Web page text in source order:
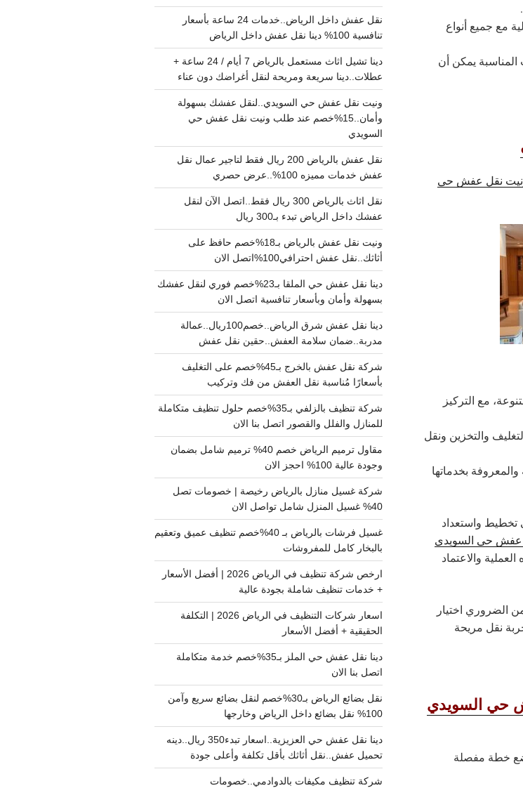
مع جميع أنواع
المناسبة يمكن أن
نقل عفش حي
مع التركيز
والتخزين ونقل
بخدماتها
تخطيط واستعداد
عفش حي السويدي
والاعتماد
الضروري اختيار
نقل مريحة
حي السويدي
خطة مفصلة
نقل عفش داخل الرياض..خدمات 24 ساعة بأسعار
تنافسية 100% دينا نقل عفش داخل الرياض
دينا تشيل اثاث مستعمل بالرياض 7 أيام / 24 ساعة +
عطلات..دينا سريعة ومريحة لنقل أغراضك دون عناء
ونيت نقل عفش حي السويدي..لنقل عفشك بسهولة
وأمان..15%خصم عند طلب ونيت نقل عفش حي
السويدي
نقل عفش بالرياض 200 ريال فقط لتاجير عمال نقل
عفش خدمات مميزه 100%..عرض حصري
نقل اثاث بالرياض 300 ريال فقط..اتصل الآن لنقل
عفشك داخل الرياض تبدء بـ300 ريال
ونيت نقل عفش بالرياض بـ18%خصم حافظ على
أثاثك..نقل عفش احترافي100%اتصل الان
دينا نقل عفش حي الملقا بـ23%خصم فوري لنقل عفشك
بسهولة وأمان وبأسعار تنافسية اتصل الان
دينا نقل عفش شرق الرياض..خصم100ريال..عمالة
مدربة..ضمان سلامة العفش..حقين نقل عفش
شركة نقل عفش بالخرج بـ45%خصم على التغليف
بأسعارًا مُناسبة نقل العفش من فك وتركيب
شركة تنظيف بالزلفي بـ35%خصم حلول تنظيف متكاملة
للمنازل والفلل والقصور اتصل بنا الان
مقاول ترميم الرياض خصم 40% ترميم شامل بضمان
وجودة عالية 100% احجز الان
شركة غسيل منازل بالرياض رخيصة | خصومات تصل
40% غسيل المنزل شامل تواصل الان
غسيل فرشات بالرياض بـ 40%خصم تنظيف عميق وتعقيم
بالبخار كامل للمفروشات
ارخص شركة تنظيف في الرياض 2026 | أفضل الأسعار
+ خدمات تنظيف شاملة بجودة عالية
اسعار شركات التنظيف في الرياض 2026 | التكلفة
الحقيقية + أفضل الأسعار
دينا نقل عفش حي الملز بـ35%خصم خدمة متكاملة
اتصل بنا الان
نقل بضائع الرياض بـ30%خصم لنقل بضائع سريع وآمن
100% نقل بضائع داخل الرياض وخارجها
دينا نقل عفش حي العزيزية..اسعار تبدء350 ريال..دينه
تحميل عفش..نقل أثاثك بأقل تكلفة وأعلى جودة
شركة تنظيف مكيفات بالدوادمي..خصومات